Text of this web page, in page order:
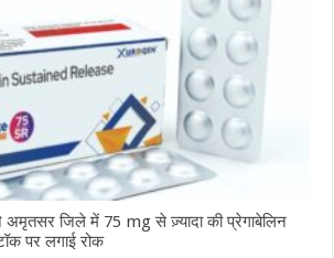
अमृतसर जिले में 75 mg से ज़्यादा की प्रेगाबेलिन
पर लगाई रोक